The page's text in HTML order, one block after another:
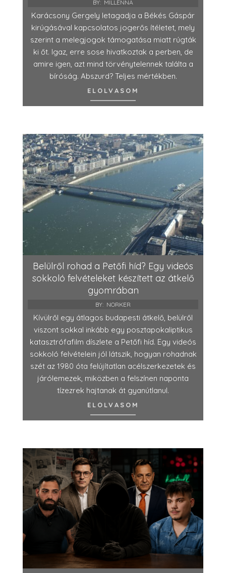
BY: MILLENNA
Karácsony Gergely letagadja a Békés Gáspár
kirúgásával kapcsolatos jogerős ítéletet, mely
szerint a melegjogok támogatása miatt rúgták
ki őt. Igaz, erre sose hivatkoztak a perben, de
amire igen, azt mind törvénytelennek találta a
bíróság. Abszurd? Teljes mértékben.
ELOLVASOM
Belülről rohad a Petőfi híd? Egy videós
sokkoló felvételeket készített az átkelő
gyomrában
BY: NORKER
Kívülről egy átlagos budapesti átkelő, belülről
viszont sokkal inkább egy posztapokaliptikus
katasztrófafilm díszlete a Petőfi híd. Egy videós
sokkoló felvételein jól látszik, hogyan rohadnak
szét az 1980 óta felújítatlan acélszerkezetek és
járólemezek, miközben a felszínen naponta
tízezrek hajtanak át gyanútlanul.
ELOLVASOM